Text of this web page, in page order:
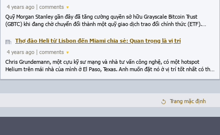
4 years ago | comments
Quỹ Morgan Stanley gần đây đã tăng cường quyền sở hữu Grayscale Bitcoin Trust
(GBTC) khi đang chờ chuyển đổi thành một quỹ giao dịch trao đổi chính thức (ETF).
371 triệu USD vào thời điểm đưa tin.
Thợ đào Heli từ Lisbon đến Miami chia sẻ: Quan trọng là vị trí
4 years ago | comments
Chris Grundemann, một cựu kỹ sư mạng và nhà tư vấn công nghệ, có một hotspot
Helium trên mái nhà của mình ở El Paso, Texas. Anh muốn đặt nó ở vị trí tốt nhất có thể
Trang mặc định